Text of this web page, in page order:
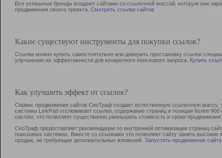
Все успешные бренды владеют сайтами со ссылочной массой, которую они
продвижения своего проекта. Смотреть ссылки сайтов
Какие существуют инструменты для покупки ссылок?
Ссылки можно купить самостоятельно или доверить простановку ссылок
улучшению их эффективности для конкретного поискового запроса. Купить
Как улучшить эффект от ссылок?
Сервис продвижения сайтов СеоТраф создает естественную ссылочную
системы LinkPad отслеживает ссылки, содержание страниц и позиции более
систем, что позволяет существенно уменьшить стоимость и сроки продвижения.
СеоТраф предоставляет рекомендации по внутренней оптимизации страниц
поисковых системах. Вместе со ссылками это позволяет сайту занять
продаж, не требующих дополнительных вложений. Запустить продвижение сайта